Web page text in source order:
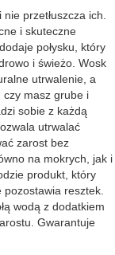
przetłuszcza ich.
i skuteczne
połysku, który
i świeżo. Wosk
utrwalenie, a
czy masz grube i
sobie z każdą
utrwalać
zarost bez
na mokrych, jak i
produkt, który
pozostawia resztek.
wodą z dodatkiem
Gwarantuje